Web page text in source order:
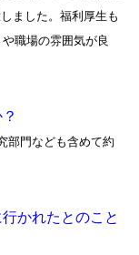
ました。福利厚生も
職場の雰囲気が良
部門なども含めて約
かれたとのこと